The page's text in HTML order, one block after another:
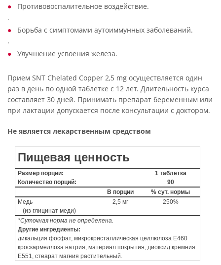
Противовоспалительное воздействие.
·
Борьба с симптомами аутоиммунных заболеваний.
·
Улучшение усвоения железа.
Прием SNT Chelated Copper 2,5 mg осуществляется один
раз в день по одной таблетке с 12 лет. Длительность курса
составляет 30 дней. Принимать препарат беременным или
при лактации допускается после консультации с доктором.
Не является лекарственным средством
Пищевая ценность
Размер порции:
1 таблетка
Количество порций:
90
В порции
% сут. нормы
Медь
2,5 мг
250%
(из глицинат меди)
*Суточная норма не определена.
Другие ингредиенты:
дикальция фосфат, микрокристаллическая целлюлоза Е460
кроскармеллоза натрия, материал покрытия, диоксид кремния
Е551, стеарат магния растительный.